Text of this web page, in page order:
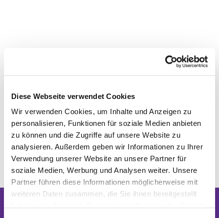
Diese Webseite verwendet Cookies
Wir verwenden Cookies, um Inhalte und Anzeigen zu
personalisieren, Funktionen für soziale Medien anbieten
zu können und die Zugriffe auf unsere Website zu
analysieren. Außerdem geben wir Informationen zu Ihrer
Verwendung unserer Website an unsere Partner für
soziale Medien, Werbung und Analysen weiter. Unsere
Partner führen diese Informationen möglicherweise mit
weiteren Daten zusammen, die Sie ihnen bereitgestellt